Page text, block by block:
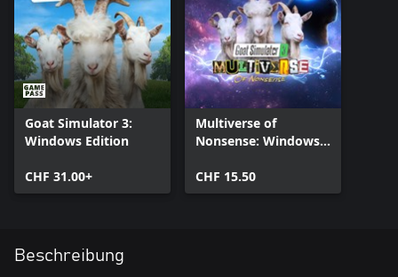
Goat Simulator 3:
Windows Edition
CHF 31.00+
Multiverse of
Nonsense: Windows
CHF 15.50
Beschreibung